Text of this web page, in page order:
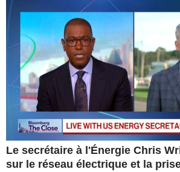
Le secrétaire à l'Énergie Chris
sur le réseau électrique et la